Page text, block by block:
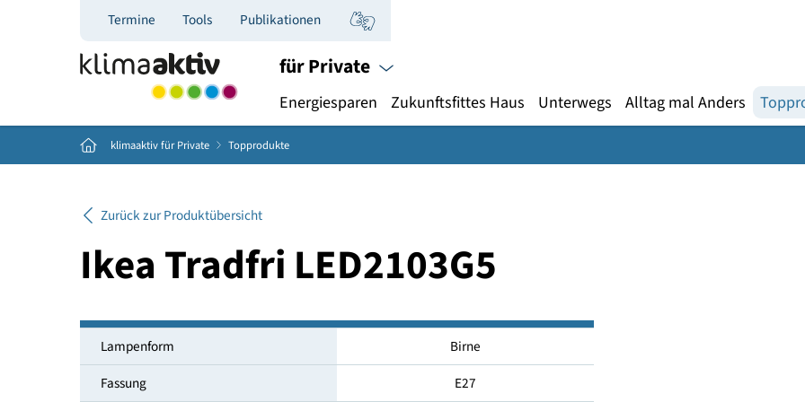
Termine Tools Publikationen
für Private
Energiesparen Zukunftsfittes Haus Unterwegs Alltag mal
Home klimaaktiv für Private Topprodukte
Ikea Tradfri LED2103G5
Lampenform